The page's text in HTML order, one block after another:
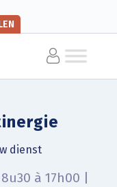
dienst
à 17h00 |